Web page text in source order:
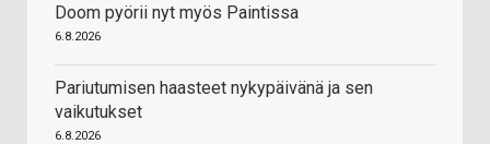
Doom pyörii nyt myös Paintissa
6.8.2026
Pariutumisen haasteet nykypäivänä ja sen
vaikutukset
6.8.2026